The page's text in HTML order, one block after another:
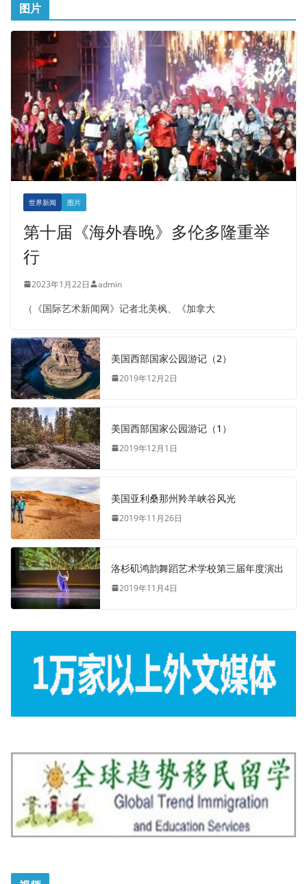
图片
世界新闻 图片
第十届《海外春晚》多伦多隆重举
行
2023年1月22日 admin
（《国际艺术新闻网》记者北美枫、《加拿大
美国西部国家公园游记（2）
2019年12月2日
美国西部国家公园游记（1）
2019年12月1日
美国亚利桑那州羚羊峡谷风光
2019年11月26日
洛杉矶鸿韵舞蹈艺术学校第三届年度演出
2019年11月4日